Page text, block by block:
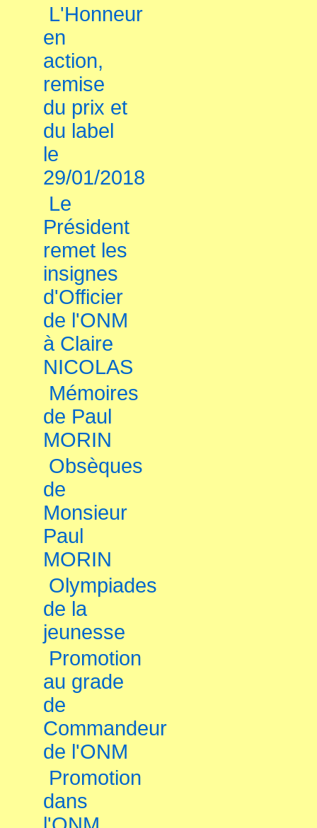
L'Honneur
en
action,
remise
du prix et
du label
le
29/01/2018
Le
Président
remet les
insignes
d'Officier
de l'ONM
à Claire
NICOLAS
Mémoires
de Paul
MORIN
Obsèques
de
Monsieur
Paul
MORIN
Olympiades
de la
jeunesse
Promotion
au grade
de
Commandeur
de l'ONM
Promotion
dans